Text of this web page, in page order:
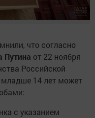
что согласно
Путина от 22 ноября
Российской
14 лет может
с указанием